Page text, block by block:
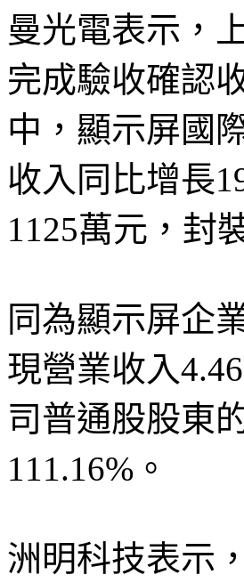
曼光電表示，
完成驗收確認
中，顯示屏國
收入同比增長
1125萬元，封
同為顯示屏企
現營業收入
司普通股股東
111.16%。
洲明科技表示